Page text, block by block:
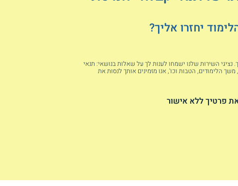
יחזרו אליך?
נציגי השירות שלנו ישמחו לענות לך על שאלות בנושאי: תנאי
הלימודים, הטבות וכו', אנו מזמינים אותך לנסות את
פרטיך ללא אישור